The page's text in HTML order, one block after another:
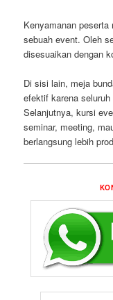
Kenyamanan
sebuah event. Oleh
disesuaikan dengan
Di sisi lain, meja
efektif karena
Selanjutnya, kursi
seminar, meeting,
berlangsung lebih